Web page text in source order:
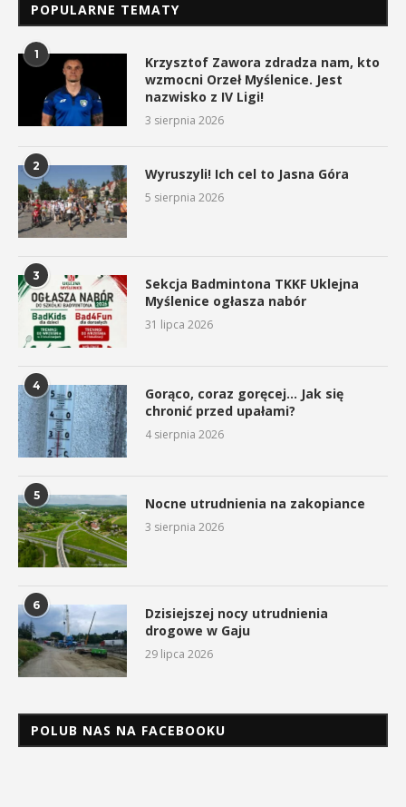
POPULARNE TEMATY
1
Krzysztof Zawora zdradza nam, kto
wzmocni Orzeł Myślenice. Jest
nazwisko z IV Ligi!
3 sierpnia 2026
2 Wyruszyli! Ich cel to Jasna Góra
5 sierpnia 2026
3
Sekcja Badmintona TKKF Uklejna
Myślenice ogłasza nabór
31 lipca 2026
4
Gorąco, coraz goręcej… Jak się
chronić przed upałami?
4 sierpnia 2026
5 Nocne utrudnienia na zakopiance
3 sierpnia 2026
6
Dzisiejszej nocy utrudnienia
drogowe w Gaju
29 lipca 2026
POLUB NAS NA FACEBOOKU